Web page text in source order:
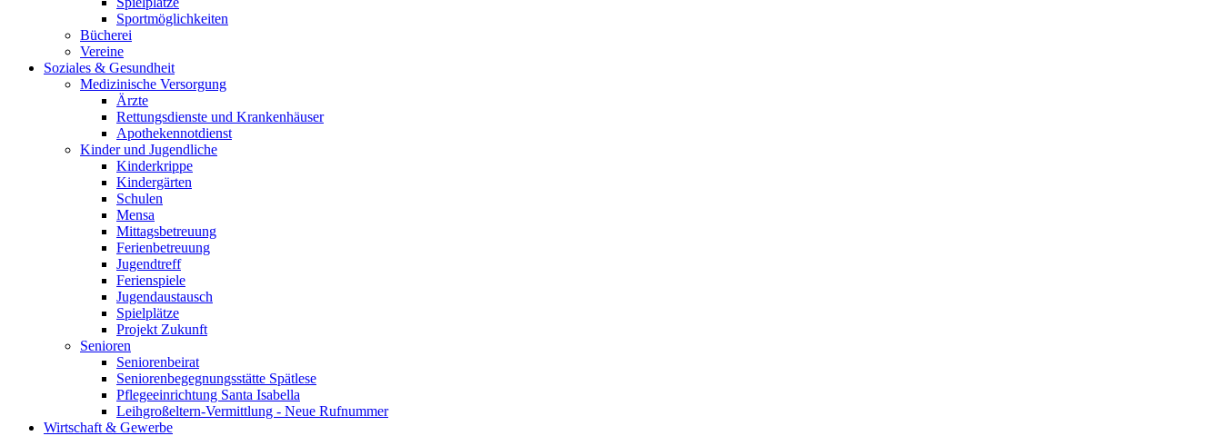
Sportmöglichkeiten
Bücherei
Vereine
Soziales & Gesundheit
Medizinische Versorgung
Ärzte
Rettungsdienste und Krankenhäuser
Apothekennotdienst
Kinder und Jugendliche
Kinderkrippe
Kindergärten
Schulen
Mensa
Mittagsbetreuung
Ferienbetreuung
Jugendtreff
Ferienspiele
Jugendaustausch
Spielplätze
Projekt Zukunft
Senioren
Seniorenbeirat
Seniorenbegegnungsstätte Spätlese
Pflegeeinrichtung Santa Isabella
Leihgroßeltern-Vermittlung - Neue Rufnummer
Wirtschaft & Gewerbe